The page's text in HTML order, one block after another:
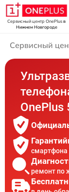
Сервисный центр OnePlusв
Нижнем Новгороде
Сервисный
OnePlus
смартфона
ремонт по